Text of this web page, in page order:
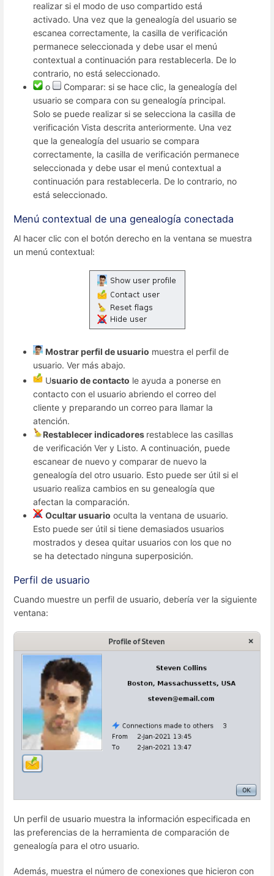
realizar si el modo de uso compartido está
activado. Una vez que la genealogía del usuario se
escanea correctamente, la casilla de verificación
permanece seleccionada y debe usar el menú
contextual a continuación para restablecerla. De lo
contrario, no está seleccionado.
o
Comparar: si se hace clic, la genealogía del
usuario se compara con su genealogía principal.
Solo se puede realizar si se selecciona la casilla de
verificación Vista descrita anteriormente. Una vez
que la genealogía del usuario se compara
correctamente, la casilla de verificación permanece
seleccionada y debe usar el menú contextual a
continuación para restablecerla. De lo contrario, no
está seleccionado.
Menú contextual de una genealogía conectada
Al hacer clic con el botón derecho en la ventana se muestra
un menú contextual:
Mostrar perfil de usuario muestra el perfil de
usuario. Ver más abajo.
Usuario de contacto le ayuda a ponerse en
contacto con el usuario abriendo el correo del
cliente y preparando un correo para llamar la
atención.
Restablecer indicadores restablece las casillas
de verificación Ver y Listo. A continuación, puede
escanear de nuevo y comparar de nuevo la
genealogía del otro usuario. Esto puede ser útil si el
usuario realiza cambios en su genealogía que
afectan la comparación.
Ocultar usuario oculta la ventana de usuario.
Esto puede ser útil si tiene demasiados usuarios
mostrados y desea quitar usuarios con los que no
se ha detectado ninguna superposición.
Perfil de usuario
Cuando muestre un perfil de usuario, debería ver la siguiente
ventana:
Un perfil de usuario muestra la información especificada en
las preferencias de la herramienta de comparación de
genealogía para el otro usuario.
Además, muestra el número de conexiones que hicieron con